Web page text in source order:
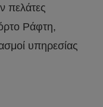
πελάτες
Ράφτη,
υπηρεσίας